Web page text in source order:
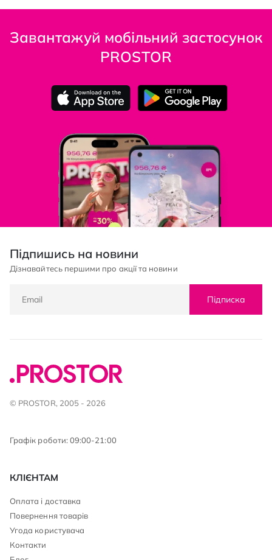
Завантажуй мобільний застосунок
PROSTOR
Підпишись на новини
Дізнавайтесь першими про акції та новини
Підписка
© PROSTOR, 2005 - 2026
Графік роботи: 09:00-21:00
КЛІЄНТАМ
Оплата і доставка
Повернення товарів
Угода користувача
Контакти